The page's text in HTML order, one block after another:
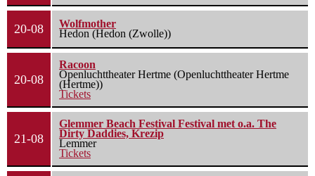
20-08
Wolfmother
Hedon (Hedon (Zwolle))
20-08
Racoon
Openluchttheater Hertme (Openluchttheater Hertme
(Hertme))
Tickets
21-08
Glemmer Beach Festival Festival met o.a. The
Dirty Daddies, Krezip
Lemmer
Tickets